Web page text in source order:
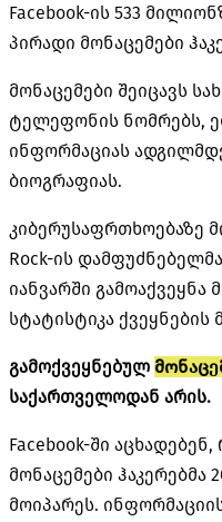
Facebook-ის 533
პირადი მონაცემები
მონაცემები შეიცავს
ტელეფონის ნომრებს,
ინფორმაციას
ბიოგრაფიას.
კიბერუსაფრთხოებაზე
Rock-ის
იანვარში გამოაქვეყნა
სტატისტიკა ქვეყნების
გამოქვეყნებულ
საქართველოდან არის.
Facebook-ში
მონაცემები ჰაკერებმა
მოიპარეს.